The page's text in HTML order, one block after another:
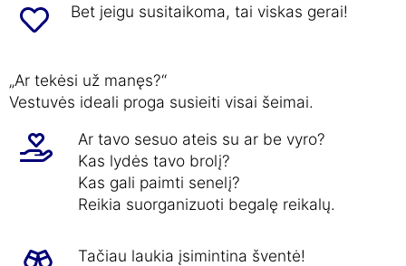
Bet jeigu susitaikoma, tai viskas gerai!
„Ar tekėsi už manęs?“
Vestuvės ideali proga susieiti visai šeimai.
Ar tavo sesuo ateis su ar be vyro?
Kas lydės tavo brolį?
Kas gali paimti senelį?
Reikia suorganizuoti begalę reikalų.
Tačiau laukia įsimintina šventė!